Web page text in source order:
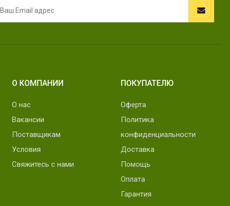
О КОМПАНИИ
О нас
Вакансии
Поставщикам
Условия
Свяжитесь с нами
ПОКУПАТЕЛЮ
Оферта
Политика
конфиденциальности
Доставка
Помощь
Оплата
Гарантия